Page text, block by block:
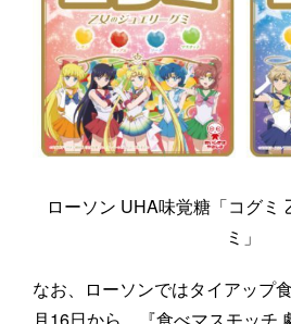
ローソン UHA味覚糖「コグミ
ミ」
なお、ローソンではタイアップ
月16日から、『食べマスモッチ